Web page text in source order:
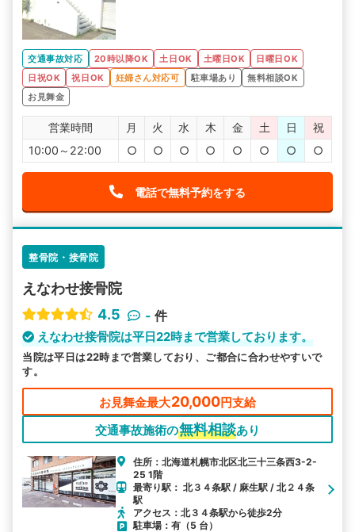
交通事故対応 20時以降OK 土日OK 土曜日OK
日曜日OK
日祝OK
祝日OK 妊婦さん対応可 駐車場あり
無料相談OK
お見舞金
営業時間 月 火 水 木 金 土 日
祝
10:00～22:00
○ ○ ○ ○ ○ ○ ○ ○
電話で無料予約をする
整骨院・接骨院
えなわせ接骨院
4.5
- 件
えなわせ接骨院は平日22時まで営業しております。
当院は平日は22時まで営業しており、ご都合に合わせやすいで
す。
お見舞金最大20,000円支給
交通事故施術の無料相談あり
住所：北海道札幌市北区北三十三条西3-2-
25 1階
最寄り駅： 北３４条駅 / 麻生駅 / 北２４条
駅
アクセス：北３４条駅から徒歩2分
駐車場：有（5 台）